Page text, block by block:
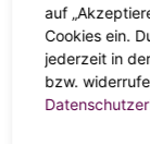
auf
Cookies ein.
jederzeit in
bzw.